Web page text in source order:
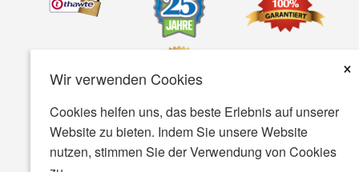
Wir verwenden Cookies
×
Cookies helfen uns, das beste Erlebnis auf unserer
Website zu bieten. Indem Sie unsere Website
nutzen, stimmen Sie der Verwendung von Cookies